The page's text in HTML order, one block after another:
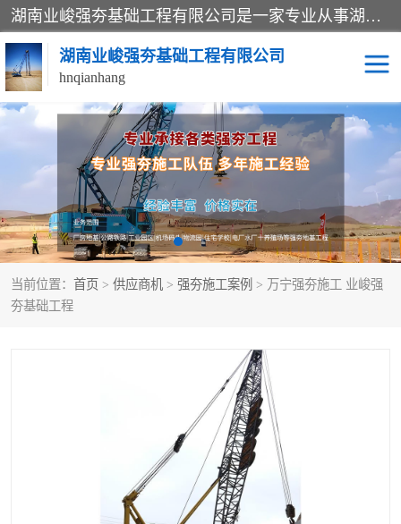
湖南业峻强夯基础工程有限公司是一家专业从事湖南强夯基础工程、强夯机租赁，地基处理的施工单位。业务覆盖：湖南、广东，江西等地。可承接1000KN.m-25000KN.m强夯（置换）工程。公司创始人是国内较早期从事强夯施工的建设者，经过多年的一步一个脚印的发展，在行业内具有较高的度和良好的口碑。
湖南业峻强夯基础工程有限公司
hnqianhang
当前位置： 首页 > 供应商机 > 强夯施工案例 > 万宁强夯施工 业峻强
夯基础工程
强夯施工案例 强夯机租赁
强夯施工工程 强夯施工队伍
强夯队伍